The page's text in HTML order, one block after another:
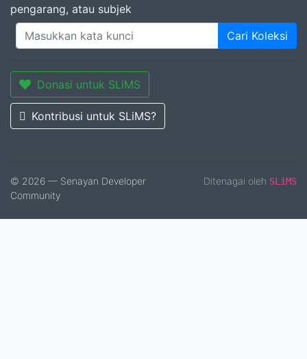
pengarang, atau subjek
Cari Koleksi
Donasi untuk SLiMS
Kontribusi untuk SLiMS?
© 2026 — Senayan Developer
Community
Ditenagai oleh SLiMS